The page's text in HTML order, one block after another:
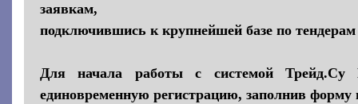
заявкам,
подключившись к крупнейшей базе по
Для начала работы с системой Трейд.Су
единовременную регистрацию, заполнив форму